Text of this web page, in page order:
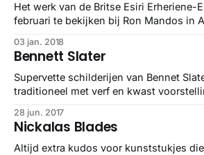
Het werk van de Britse Esiri Erheriene-
februari te bekijken bij Ron Mandos in
en 80′s heeft gebruikt en mensen
vastgelegd. Simply awesome.
03 jan. 2018
Bennett Slater
Supervette schilderijen van Bennet
traditioneel met verf en kwast
verkeerd staan.
28 jun. 2017
Nickalas Blades
Altijd extra kudos voor kunststukjes